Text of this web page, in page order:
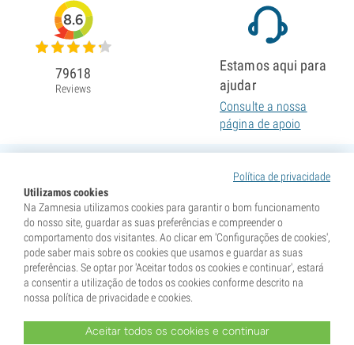
Política de privacidade
Utilizamos cookies
Na Zamnesia utilizamos cookies para garantir o bom funcionamento
do nosso site, guardar as suas preferências e compreender o
comportamento dos visitantes. Ao clicar em 'Configurações de cookies',
pode saber mais sobre os cookies que usamos e guardar as suas
preferências. Se optar por 'Aceitar todos os cookies e continuar', estará
a consentir a utilização de todos os cookies conforme descrito na
nossa política de privacidade e cookies.
Aceitar todos os cookies e continuar
8.6
79618
Reviews
Estamos aqui para
ajudar
Consulte a nossa
página de apoio
* As sementes são vendidas como itens de colecionismo. A germinação das sementes é ilegal em